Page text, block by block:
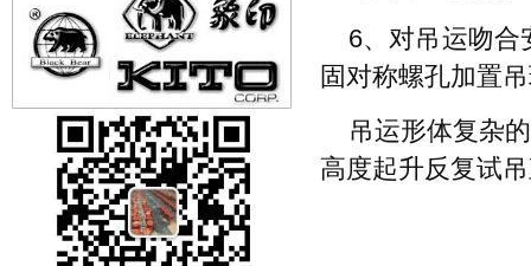
6、对吊运吻合
固对称螺孔加置
吊运形体复杂
高度起升反复试